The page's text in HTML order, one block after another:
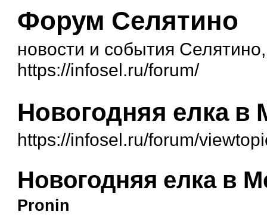
Форум Селятино
новости и события
https://infosel.ru/forum/
Новогодняя елка в
https://infosel.ru/forum/
Новогодняя елка в
Pronin